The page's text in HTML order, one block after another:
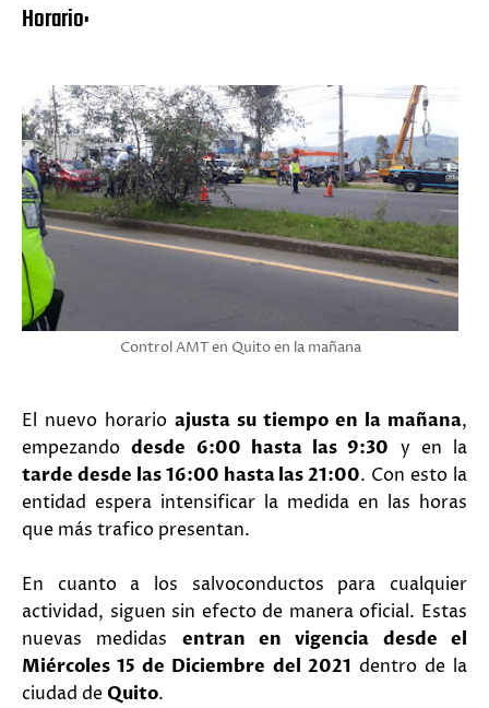
Horario:
Control AMT en Quito en la mañana
El nuevo horario ajusta su tiempo en la mañana,
empezandodesde 6:00 hasta las 9:30 y en la
tarde desde las 16:00 hasta las 21:00. Con esto la
entidad espera intensificar la medida en las horas
que más trafico presentan.
En cuanto a los salvoconductos para cualquier
actividad, siguen sin efecto de manera oficial. Estas
nuevas medidas entran en vigencia desde el
Miércoles 15 de Diciembre del 2021 dentro de la
ciudad deQuito.